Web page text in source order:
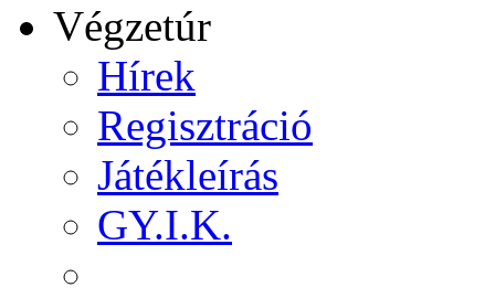
Végzetúr
Hírek
Regisztráció
Játékleírás
GY.I.K.